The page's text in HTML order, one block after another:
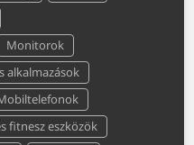
Monitorok
alkalmazások
fitnesz eszközök